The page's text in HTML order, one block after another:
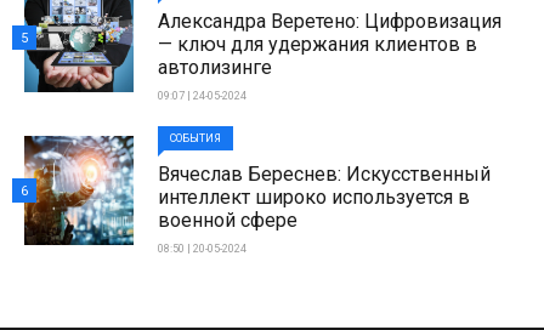
Александра Веретено: Цифровизация
— ключ для удержания клиентов в
автолизинге
09:07 | 24-05-2024
5
СОБЫТИЯ
Вячеслав Береснев: Искусственный
интеллект широко используется в
военной сфере
08:50 | 20-05-2024
6